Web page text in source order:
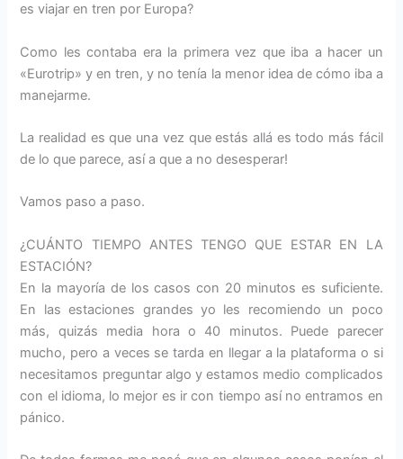
es viajar en tren por Europa?
Como les contaba era la primera vez que iba a hacer un
«Eurotrip» y en tren, y no tenía la menor idea de cómo iba a
manejarme.
La realidad es que una vez que estás allá es todo más fácil
de lo que parece, así a que a no desesperar!
Vamos paso a paso.
¿CUÁNTO TIEMPO ANTES TENGO QUE ESTAR EN LA
ESTACIÓN?
En la mayoría de los casos con 20 minutos es suficiente.
En las estaciones grandes yo les recomiendo un poco
más, quizás media hora o 40 minutos. Puede parecer
mucho, pero a veces se tarda en llegar a la plataforma o si
necesitamos preguntar algo y estamos medio complicados
con el idioma, lo mejor es ir con tiempo así no entramos en
pánico.